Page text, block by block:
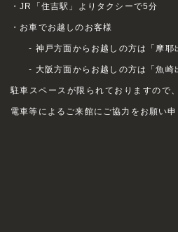
・JR「住吉駅」よりタクシーで5分
・お車でお越しのお客様
- 神戸方面からお越しの方は「摩耶
- 大阪方面からお越しの方は「魚崎
駐車スペースが限られておりますので
電車等によるご来館にご協力をお願い申